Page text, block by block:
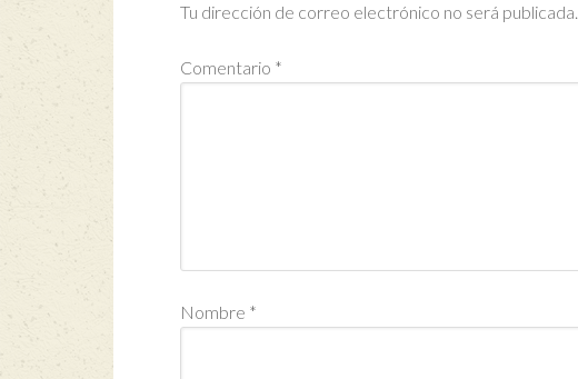
Tu dirección de correo electrónico no será publicada.
Comentario *
Nombre *